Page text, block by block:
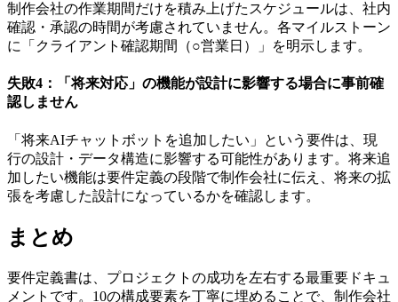
制作会社の作業期間だけを積み上げたスケジュールは、社内
確認・承認の時間が考慮されていません。各マイルストーン
に「クライアント確認期間（○営業日）」を明示します。
失敗4：「将来対応」の機能が設計に影響する場合に事前確
認しません
「将来AIチャットボットを追加したい」という要件は、現
行の設計・データ構造に影響する可能性があります。将来追
加したい機能は要件定義の段階で制作会社に伝え、将来の拡
張を考慮した設計になっているかを確認します。
まとめ
要件定義書は、プロジェクトの成功を左右する最重要ドキュ
メントです。10の構成要素を丁寧に埋めることで、制作会社